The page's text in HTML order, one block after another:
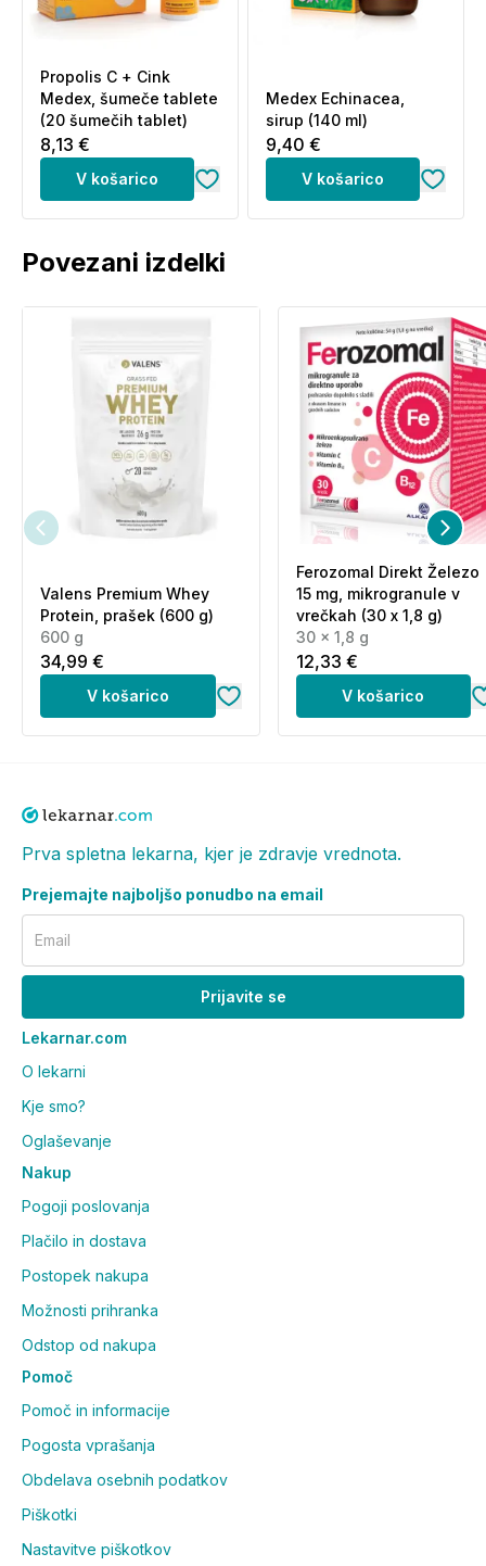
Propolis C + Cink
Medex, šumeče tablete
(20 šumečih tablet)
8,13 €
V košarico
Medex Echinacea,
sirup (140 ml)
9,40 €
V košarico
Povezani izdelki
Valens Premium Whey
Protein, prašek (600 g)
600 g
34,99 €
V košarico
Ferozomal Direkt Železo
15 mg, mikrogranule v
vrečkah (30 x 1,8 g)
30 x 1,8 g
12,33 €
V košarico
Prva spletna lekarna, kjer je zdravje vrednota.
Prejemajte najboljšo ponudbo na email
Email
Prijavite se
Lekarnar.com
O lekarni
Kje smo?
Oglaševanje
Nakup
Pogoji poslovanja
Plačilo in dostava
Postopek nakupa
Možnosti prihranka
Odstop od nakupa
Pomoč
Pomoč in informacije
Pogosta vprašanja
Obdelava osebnih podatkov
Piškotki
Nastavitve piškotkov